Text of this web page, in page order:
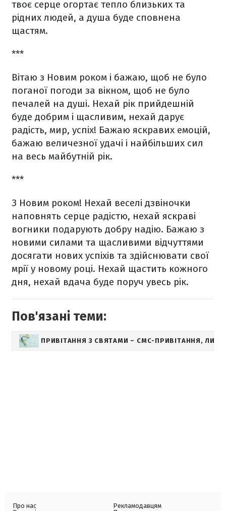
твоє серце огортає тепло близьких та
рідних людей, а душа буде сповнена
щастям.
***
Вітаю з Новим роком і бажаю, щоб не було
поганої погоди за вікном, щоб не було
печалей на душі. Нехай рік прийдешній
буде добрим і щасливим, нехай дарує
радість, мир, успіх! Бажаю яскравих емоцій,
бажаю величезної удачі і найбільших сил
на весь майбутній рік.
***
З Новим роком! Нехай веселі дзвіночки
наповнять серце радістю, нехай яскраві
вогники подарують добру надію. Бажаю з
новими силами та щасливими відчуттями
досягати нових успіхів та здійснювати свої
мрії у новому році. Нехай щастить кожного
дня, нехай вдача буде поруч увесь рік.
Пов'язані теми:
ПРИВІТАННЯ З СВЯТАМИ – СМС-ПРИВІТАННЯ,
Про нас
Рекламодавцям